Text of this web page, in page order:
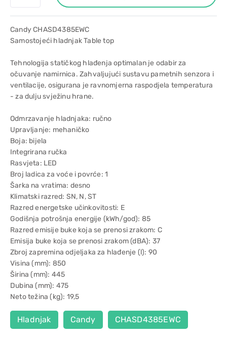
Candy CHASD4385EWC
Samostojeći hladnjak Table top
Tehnologija statičkog hlađenja optimalan je odabir za
očuvanje namirnica. Zahvaljujući sustavu pametnih senzora i
ventilacije, osigurana je ravnomjerna raspodjela temperatura
- za dulju svježinu hrane.
Odmrzavanje hladnjaka: ručno
Upravljanje: mehaničko
Boja: bijela
Integrirana ručka
Rasvjeta: LED
Broj ladica za voće i povrće: 1
Šarka na vratima: desno
Klimatski razred: SN, N, ST
Razred energetske učinkovitosti: E
Godišnja potrošnja energije (kWh/god): 85
Razred emisije buke koja se prenosi zrakom: C
Emisija buke koja se prenosi zrakom (dBA): 37
Zbroj zapremina odjeljaka za hlađenje (l): 90
Visina (mm): 850
Širina (mm): 445
Dubina (mm): 475
Neto težina (kg): 19,5
Hladnjak Candy CHASD4385EWC